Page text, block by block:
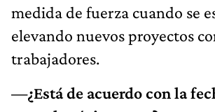
medida de fuerza cuando se
elevando nuevos proyectos
trabajadores.
—¿Está de acuerdo con la